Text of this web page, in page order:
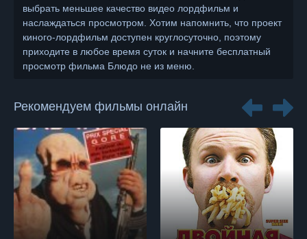
выбрать меньшее качество видео лордфильм и
наслаждаться просмотром. Хотим напомнить, что проект
киного-лордфильм доступен круглосуточно, поэтому
приходите в любое время суток и начните бесплатный
просмотр фильма Блюдо не из меню.
Рекомендуем фильмы онлайн